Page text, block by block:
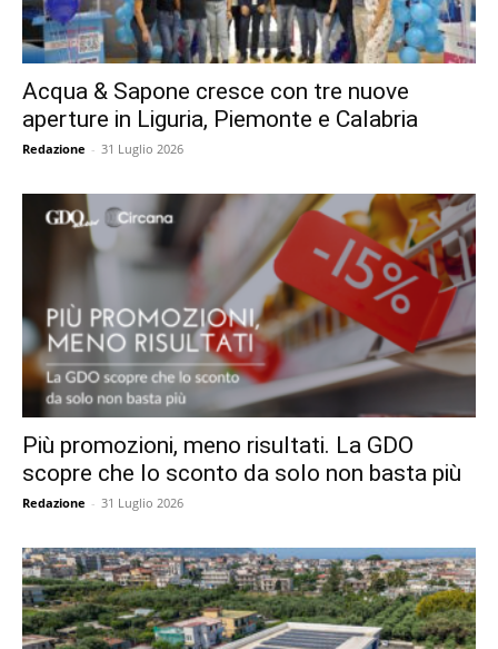
Acqua & Sapone cresce con tre nuove
aperture in Liguria, Piemonte e Calabria
Redazione - 31 Luglio 2026
Più promozioni, meno risultati. La GDO
scopre che lo sconto da solo non basta più
Redazione - 31 Luglio 2026